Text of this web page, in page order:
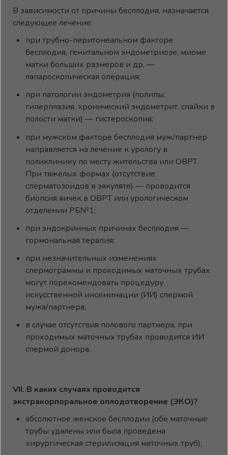
В зависимости от причины бесплодия, назначается
следующее лечение:
при трубно-перитонеальном факторе
бесплодия, генитальном эндометриозе, миоме
матки больших размеров и др. —
лапароскопическая операция;
при патологии эндометрия (полипы,
гиперплазия, хронический эндометрит, спайки в
полости матки) — гистероскопия;
при мужском факторе бесплодия муж/партнер
направляется на лечение к урологу в
поликлинику по месту жительства или ОВРТ.
При тяжелых формах (отсутствие
сперматозоидов в эякуляте) — проводится
биопсия яичек в ОВРТ или урологическом
отделении РБ№1;
при эндокринных причинах бесплодия —
гормональная терапия;
при незначительных изменениях
спермограммы и проходимых маточных трубах
могут порекомендовать процедуру
искусственной инсеминации (ИИ) спермой
мужа/партнера;
в случае отсутствия полового партнера, при
проходимых маточных трубах проводится ИИ
спермой донора.
VII. В каких случаях проводится
экстракорпоральное оплодотворение (ЭКО)?
абсолютное женское бесплодии (обе маточные
трубы удалены или была проведена
хирургическая стерилизация маточных труб);